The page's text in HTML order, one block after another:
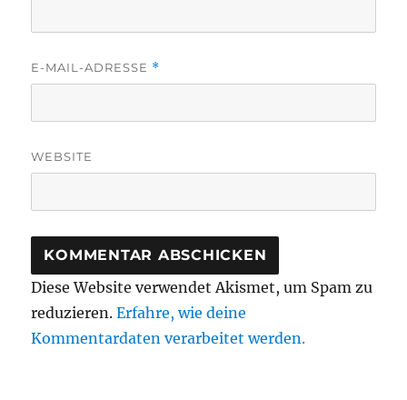
E-MAIL-ADRESSE *
WEBSITE
Diese Website verwendet Akismet, um Spam zu
reduzieren.Erfahre, wie deine
Kommentardaten verarbeitet werden.